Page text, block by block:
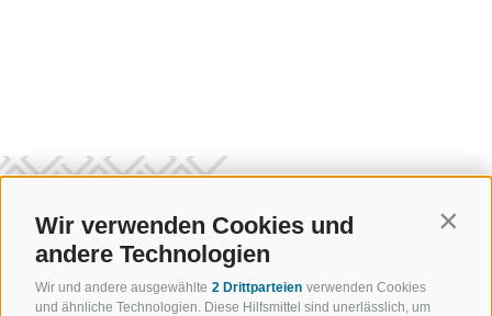
Wir verwenden Cookies und
andere Technologien
Wir und andere ausgewählte 2 Drittparteien verwenden Cookies
und ähnliche Technologien. Diese Hilfsmittel sind unerlässlich, um